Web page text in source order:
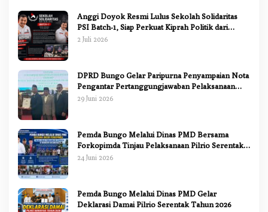
Anggi Doyok Resmi Lulus Sekolah Solidaritas
PSI Batch-1, Siap Perkuat Kiprah Politik dari
Daerah
2 Juli 2026
DPRD Bungo Gelar Paripurna Penyampaian Nota
Pengantar Pertanggungjawaban Pelaksanaan
APBD 2025
29 Juni 2026
Pemda Bungo Melalui Dinas PMD Bersama
Forkopimda Tinjau Pelaksanaan Pilrio Serentak
2026
24 Juni 2026
Pemda Bungo Melalui Dinas PMD Gelar
Deklarasi Damai Pilrio Serentak Tahun 2026